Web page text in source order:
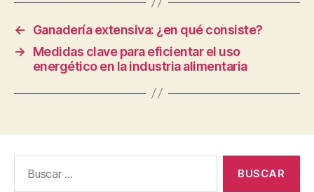
←
Ganadería extensiva: ¿en qué consiste?
→
Medidas clave para eficientar el uso
energético en la industria alimentaria